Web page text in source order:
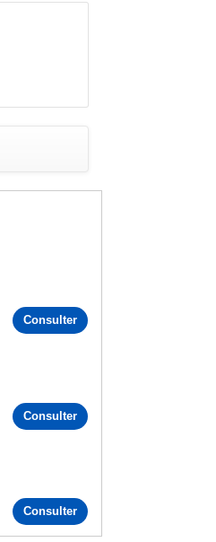
Consulter
Consulter
Consulter